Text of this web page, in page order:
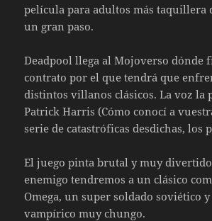
película para adultos más taquillera
un gran paso.
Deadpool llega al Mojoverso dónde
contrato por el que tendrá que
distintos villanos clásicos. La voz la
Patrick Harris (Cómo conocí a
serie de catastróficas desdichas, los
El juego pinta brutal y muy
enemigo tendremos a un clásico
Omega, un super soldado soviético
vampírico muy chungo.